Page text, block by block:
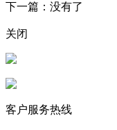
下一篇：没有了
关闭
客户服务热线